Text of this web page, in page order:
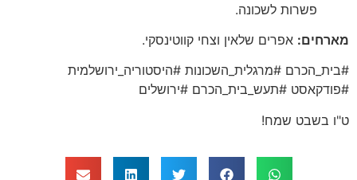
פשרות לשכונה.
מארחים:אפרים שלאין וצחי קווטינסקי.
#בית_הכרם #מרגלית_השכונות #היסטוריה_ירושלמית
#פודקאסט #תעש_בית_הכרם #ירושלים
ט"ו בשבט שמח!